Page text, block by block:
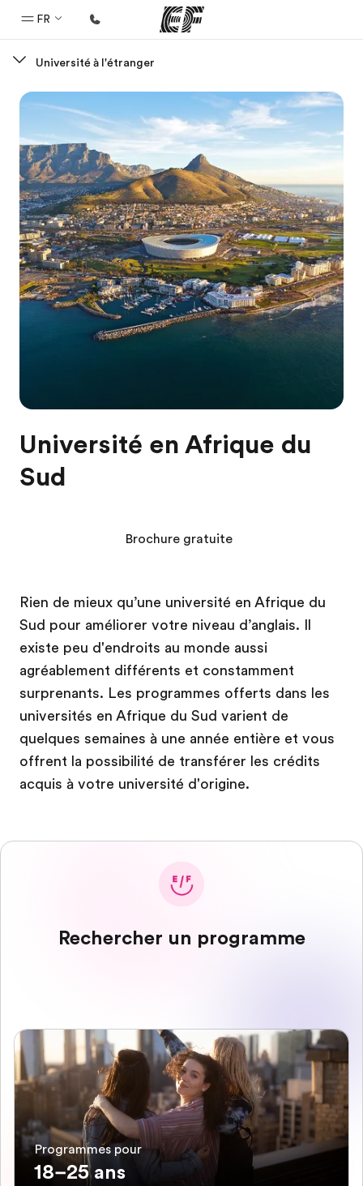
FR
Bienvenue chez EF
Programmes
Nos offres
Bureaux
Trouver un bureau
A propos de nous
Qui sommes-nous ?
EF recrute
Rejoignez nos équipes
Université à l'étranger
Université en Afrique du
Sud
Rien de mieux qu’une université en Afrique du
Sud pour améliorer votre niveau d’anglais. Il
existe peu d'endroits au monde aussi
agréablement différents et constamment
surprenants. Les programmes offerts dans les
universités en Afrique du Sud varient de
quelques semaines à une année entière et vous
offrent la possibilité de transférer les crédits
acquis à votre université d'origine.
Brochure gratuite
Rechercher un programme
Programmes pour
18–25 ans